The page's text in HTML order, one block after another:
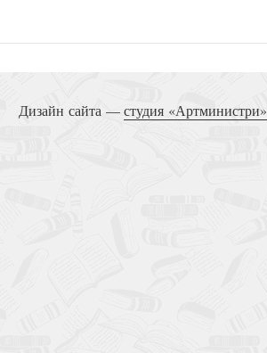
(Сибирская благозвонница)
Дизайн сайта —студия «Артминистри»